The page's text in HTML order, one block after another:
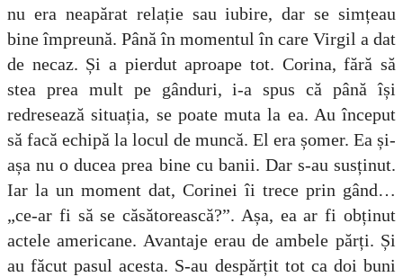
nu era neapărat relație sau iubire, dar se simțeau
bine împreună. Până în momentul în care Virgil a dat
de necaz. Și a pierdut aproape tot. Corina, fără să
stea prea mult pe gânduri, i-a spus că până își
redresează situația, se poate muta la ea. Au început
să facă echipă la locul de muncă. El era șomer. Ea și-
așa nu o ducea prea bine cu banii. Dar s-au susținut.
Iar la un moment dat, Corinei îi trece prin gând…
„ce-ar fi să se căsătorească?”. Așa, ea ar fi obținut
actele americane. Avantaje erau de ambele părți. Și
au făcut pasul acesta. S-au despărțit tot ca doi buni